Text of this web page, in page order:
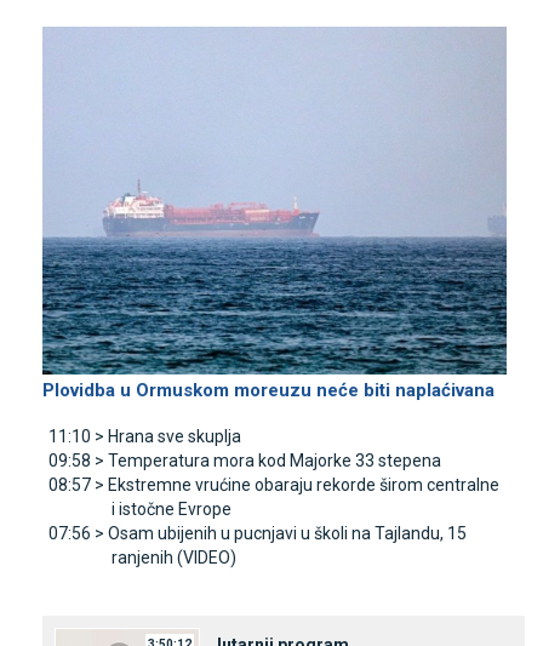
Plovidba u Ormuskom moreuzu neće biti naplaćivana
11:10 > Hrana sve skuplja
09:58 > Temperatura mora kod Majorke 33 stepena
08:57 > Ekstremne vrućine obaraju rekorde širom centralne
i istočne Evrope
07:56 > Osam ubijenih u pucnjavi u školi na Tajlandu, 15
ranjenih (VIDEO)